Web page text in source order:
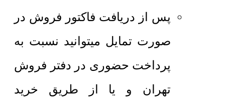
پس از دریافت فاکتور فروش در
صورت تمایل میتوانید نسبت به
پرداخت حضوری در دفتر فروش
تهران و یا از طریق خرید